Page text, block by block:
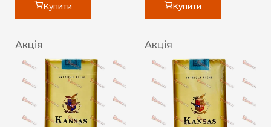
Купити Купити
Акція Акція